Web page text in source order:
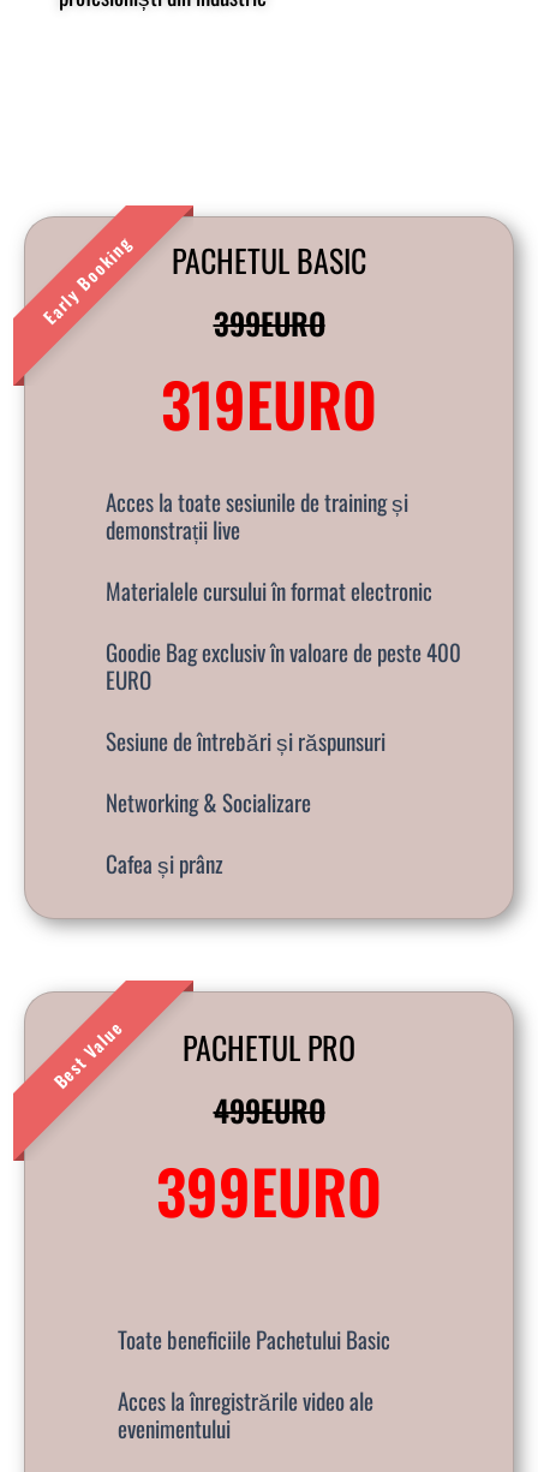
a
PACHETUL BASIC
399EURO
319EURO
Acces la toate sesiunile de training și
demonstrații live
Materialele cursului în format electronic
Goodie Bag exclusiv în valoare de peste 400
EURO
Sesiune de întrebări și răspunsuri
Networking & Socializare
Cafea și prânz
a
PACHETUL PRO
499EURO
399EURO
Toate beneficiile Pachetului Basic
Acces la înregistrările video ale
evenimentului